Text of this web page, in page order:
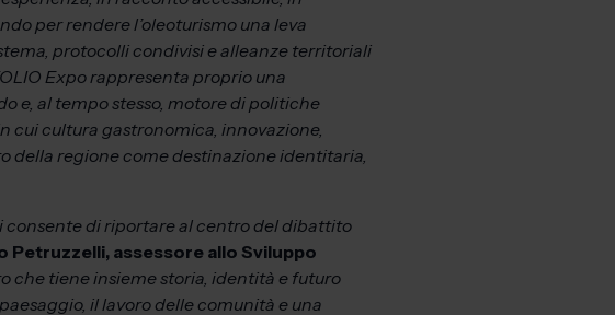
per rendere l’oleoturismo una leva
protocolli condivisi e alleanze territoriali
Expo rappresenta proprio una
e, al tempo stesso, motore di politiche
cui cultura gastronomica, innovazione,
della regione come destinazione identitaria,
consente di riportare al centro del dibattito
Petruzzelli, assessore allo Sviluppo
che tiene insieme storia, identità e futuro
il lavoro delle comunità e una